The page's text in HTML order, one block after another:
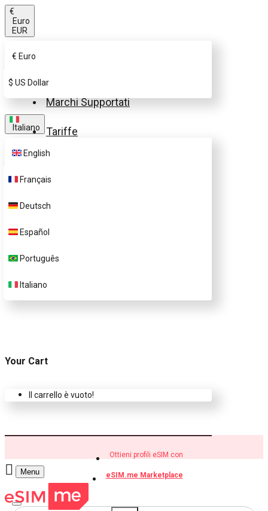
€
Euro
EUR
€ Euro
$ US Dollar
Italiano
English
Français
Deutsch
Español
Português
Italiano
Marchi Supportati
Tariffe
Your Cart
Il carrello è vuoto!
Ottieni profili eSIM con
eSIM.me Marketplace
Menu